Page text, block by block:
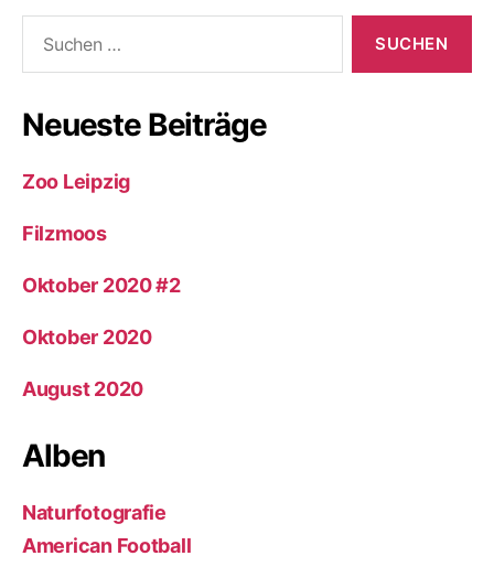
nach:
Neueste Beiträge
Zoo Leipzig
Filzmoos
Oktober 2020 #2
Oktober 2020
August 2020
Alben
Naturfotografie
American Football